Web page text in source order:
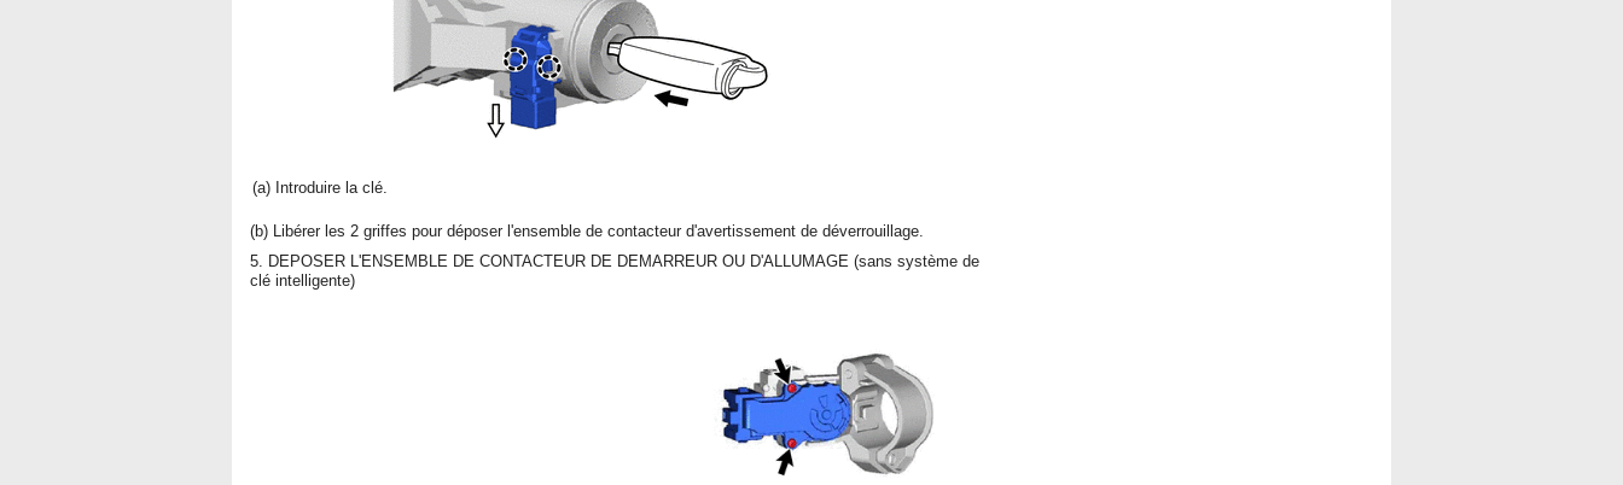
(a) Introduire la clé.
(b) Libérer les 2 griffes pour déposer l'ensemble de contacteur d'avertissement de déverrouillage.
5. DEPOSER L'ENSEMBLE DE CONTACTEUR DE DEMARREUR OU D'ALLUMAGE (sans système de
clé intelligente)